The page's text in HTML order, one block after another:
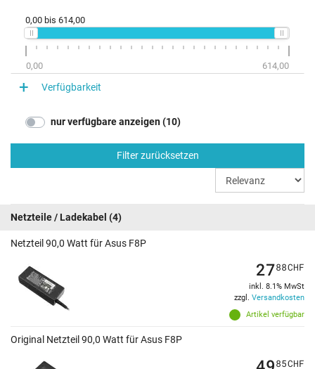
0,00 bis 614,00
0,00 614,00
Verfügbarkeit
nur verfügbare anzeigen (10)
Filter zurücksetzen
Netzteile / Ladekabel (4)
Netzteil 90,0 Watt für Asus F8P
Artikel verfügbar
2788CHF
inkl. 8.1% MwSt
zzgl. Versandkosten
Original Netzteil 90,0 Watt für Asus F8P
85CHF